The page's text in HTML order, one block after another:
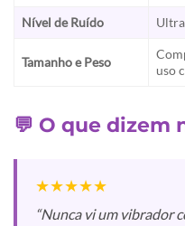
Nível de Ruído
Tamanho e Peso
uso
💬 O que dizem
★★★★★
“Nunca vi um vibrador